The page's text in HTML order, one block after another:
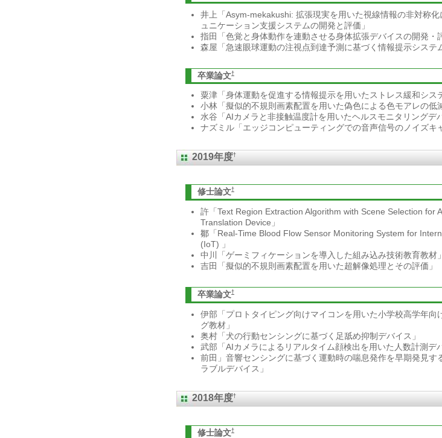
井上「Asym-mekakushi: 拡張現実を用いた視線情報の非対称化
ュニケーション支援システムの開発と評価」
指田「色覚と身体動作を連動させる身体拡張デバイスの開発・
森屋「急速眼球運動の注視点到達予測に基づく情報提示システ
卒業論文†
粟津「身体運動を促進する情報提示を用いたストレス緩和シス
小林「擬似的不規則画素配置を用いた偽色による色モアレの低
水谷「AIカメラと非接触温度計を用いたヘルスモニタリングデ
ナズミル「エッジコンピューティングでの音声信号のノイズキ
2019年度†
修士論文†
許「Text Region Extraction Algorithm with Scene Selection for
Translation Device」
鄒「Real-Time Blood Flow Sensor Monitoring System for
(IoT) 」
中川「ゲーミフィケーションを導入した組み込み技術教育教材」
吉田「擬似的不規則画素配置を用いた超解像処理とその評価」
卒業論文†
伊部「プロトタイピング向けマイコンを用いた小学校高学年向
グ教材」
奥村「犬の行動センシングに基づく足舐め抑制デバイス」
武部「AIカメラによるリアルタイム顔検出を用いた人数計測デ
前田」音響センシングに基づく運動時の喘息発作を早期発見す
ラブルデバイス」
2018年度†
修士論文†